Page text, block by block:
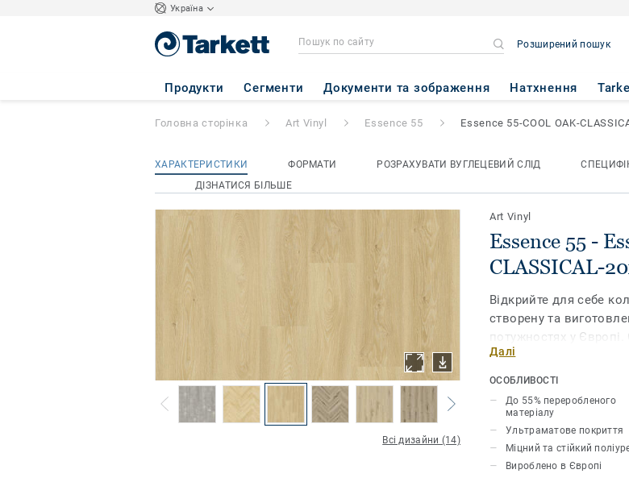
Україна
Розширений пошук
Продукти Сегменти Документи та зображення Натхнення
Essence 55 - Essence 55-COOL OAK-
Головна сторінка Art Vinyl Essence 55 Essence 55-COOL OAK-
ХАРАКТЕРИСТИКИ ФОРМАТИ РОЗРАХУВАТИ ВУГЛЕЦЕВИЙ СЛІД
ДІЗНАТИСЯ БІЛЬШЕ
Всі дизайни (14)
Art Vinyl
Essence 55 -
CLASSICAL-
Відкрийте для себе
створену та
потужностях у
реалістичним
якому приміщенню
Ми прагнемо до
водночас зберігаємо
екологічної
перероблених
Далі
ОСОБЛИВОСТІ
До 55% переробленого
матеріалу
Ультраматове покриття
Міцний та стійкий
Вироблено в Європі